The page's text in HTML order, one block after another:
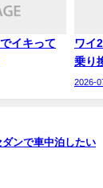
イキって
ワイ
乗り
2026-
ダンで車中泊したい